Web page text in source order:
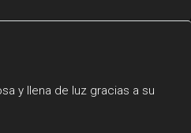
y llena de luz gracias a su